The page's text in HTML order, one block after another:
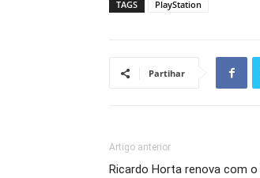
TAGS PlayStation
Partihar
Artigo anterior
Ricardo Horta renova com o